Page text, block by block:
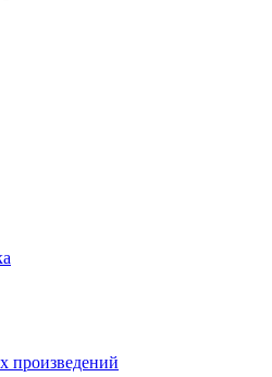
произведений